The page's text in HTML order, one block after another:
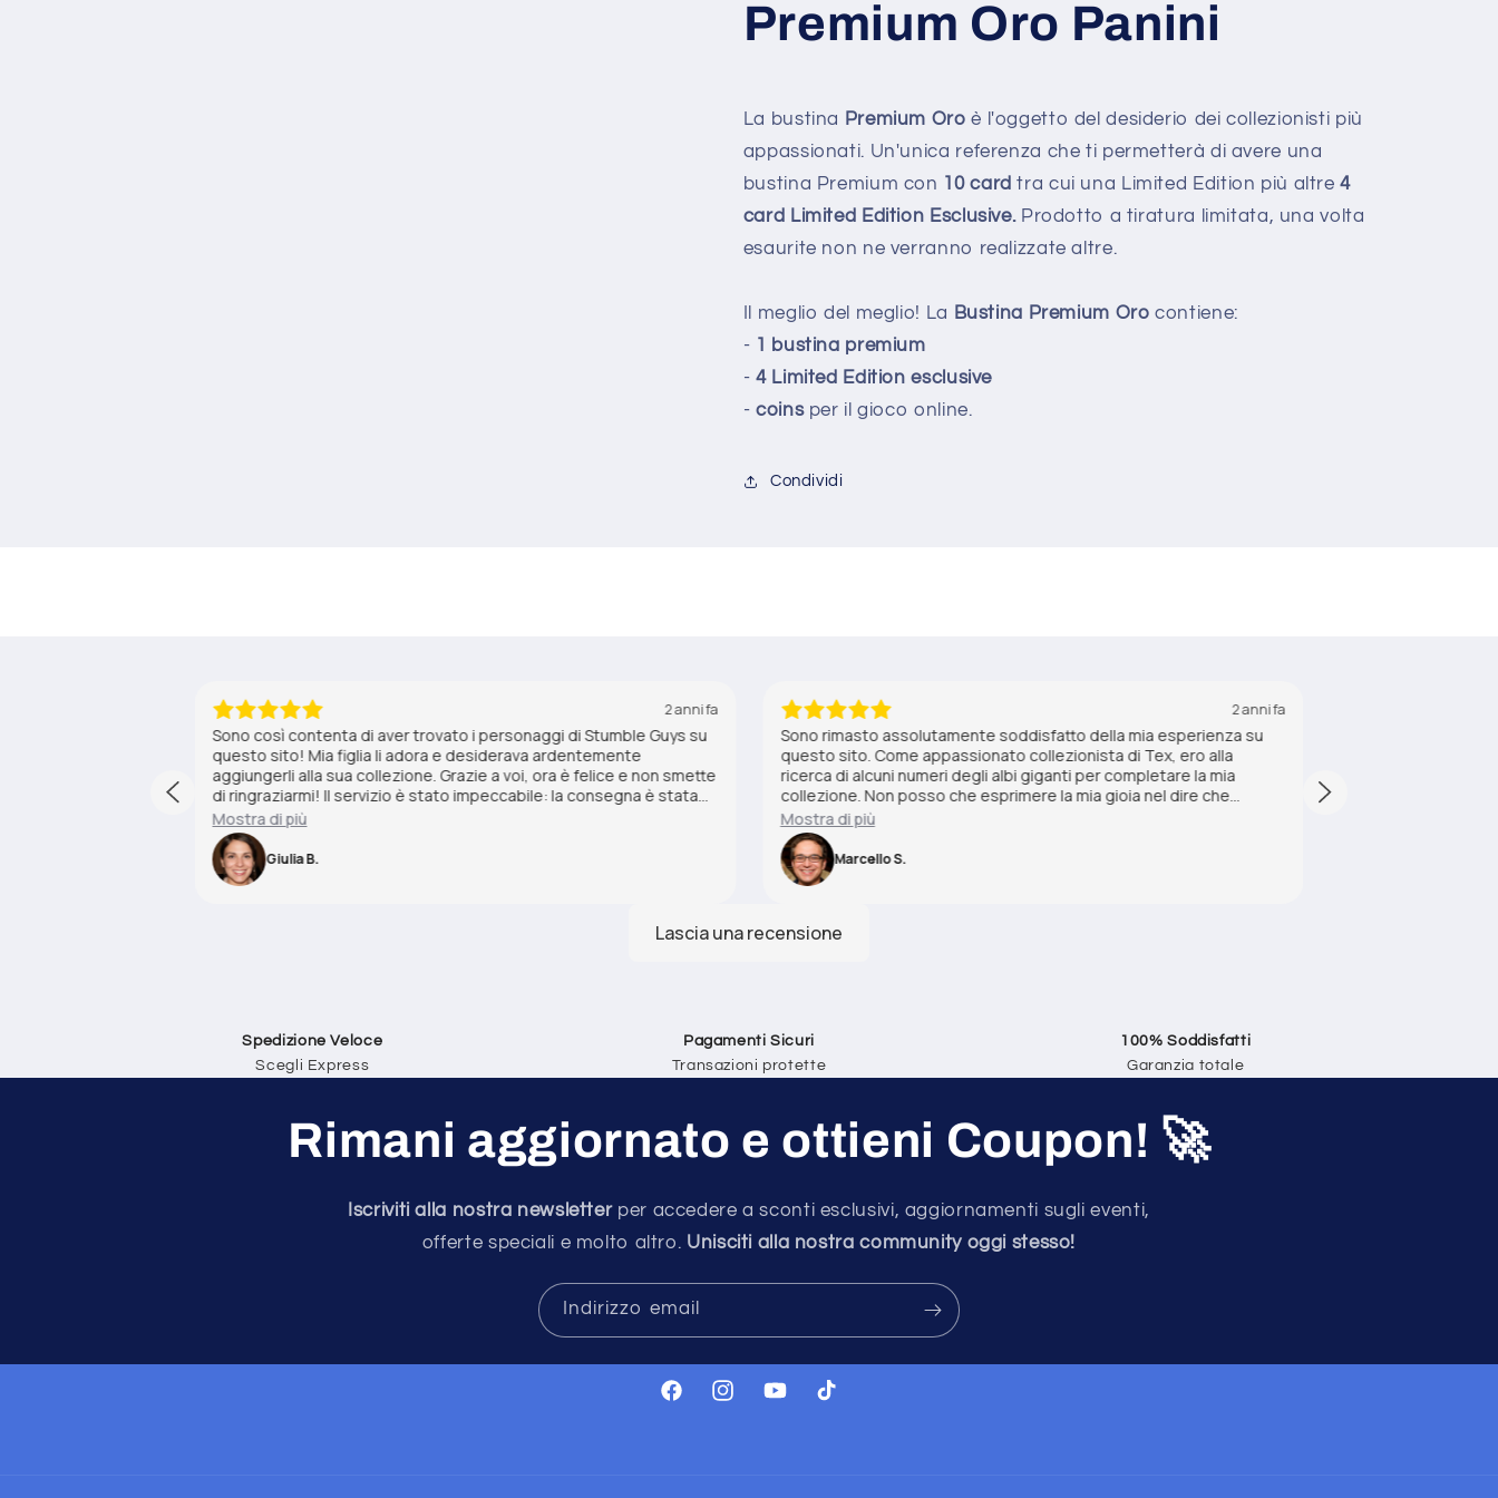
Premium Oro Panini
La bustina Premium Oro è l'oggetto del desiderio dei collezionisti più
appassionati. Un'unica referenza che ti permetterà di avere una
bustina Premium con 10 card tra cui una Limited Edition più altre4
card Limited Edition Esclusive. Prodotto a tiratura limitata, una volta
esaurite non ne verranno realizzate altre.
Il meglio del meglio! La Bustina Premium Orocontiene:
- 1 bustina premium
-4 Limited Edition esclusive
-coinsper il gioco online.
Condividi
2 anni fa
Sono così contenta di aver trovato i personaggi di Stumble Guys su
questo sito! Mia figlia li adora e desiderava ardentemente
aggiungerli alla sua collezione. Grazie a voi, ora è felice e non smette
di ringraziarmi! Il servizio è stato impeccabile: la consegna è stata
rapida e i prodotti sono arrivati in perfette condizioni. Grazie ancora
per aver reso mia figlia così felice!
Mostra di più
Giulia B.
2 anni fa
Sono rimasto assolutamente soddisfatto della mia esperienza su
questo sito. Come appassionato collezionista di Tex, ero alla
ricerca di alcuni numeri degli albi giganti per completare la mia
collezione. Non posso che esprimere la mia gioia nel dire che
questo sito ha superato tutte le mie aspettative. Ho trovato i numeri
che mi mancavano da anni. La spedizione è stata rapida e
l'imballaggio impeccabile, garantendo che i fumetti arrivassero in
condizioni perfette. Consiglio vivamente questo sito a tutti i
Mostra di più
Marcello S.
Spedizione Veloce
Scegli Express
Pagamenti Sicuri
Transazioni protette
100% Soddisfatti
Garanzia totale
Rimani aggiornato e ottieni Coupon! 🚀
Iscriviti alla nostra newsletter per accedere a sconti esclusivi, aggiornamenti sugli eventi,
offerte speciali e molto altro. Unisciti alla nostra community oggi stesso!
Indirizzo email
FacebookInstagramYouTubeTikTok